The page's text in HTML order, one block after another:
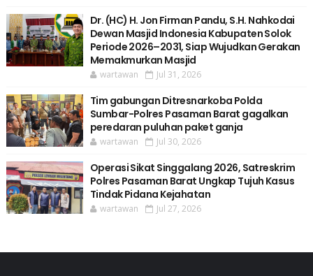
Dr. (HC) H. Jon Firman Pandu, S.H. Nahkodai
Dewan Masjid Indonesia Kabupaten Solok
Periode 2026–2031, Siap Wujudkan Gerakan
Memakmurkan Masjid
wartawan Jul 31, 2026
Tim gabungan Ditresnarkoba Polda
Sumbar-Polres Pasaman Barat gagalkan
peredaran puluhan paket ganja
wartawan Jul 30, 2026
Operasi Sikat Singgalang 2026, Satreskrim
Polres Pasaman Barat Ungkap Tujuh Kasus
Tindak Pidana Kejahatan
wartawan Jul 27, 2026